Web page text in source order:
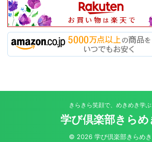
きらきら笑顔で、めきめき学ぶ
学び倶楽部きらめ
© 2026 学び倶楽部きらめき